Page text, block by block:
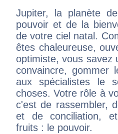
Jupiter, la planète
pouvoir et de la
de votre ciel natal.
êtes chaleureuse,
optimiste, vous savez
convaincre, gommer
aux spécialistes le
choses. Votre rôle à
c'est de rassembler,
et de conciliation,
fruits : le pouvoir.